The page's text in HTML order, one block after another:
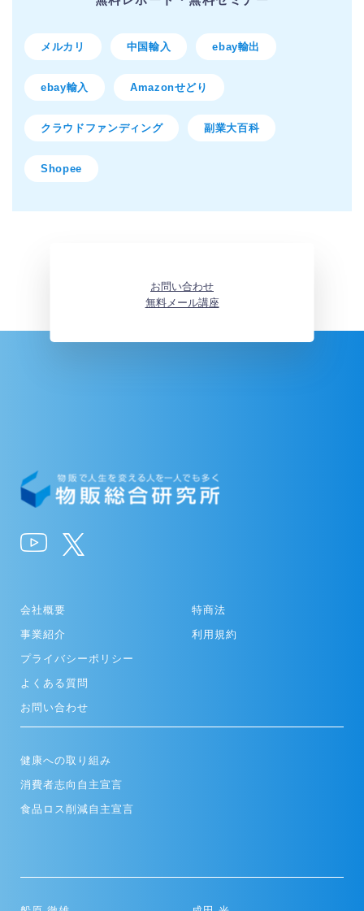
メルカリ 中国輸入 ebay輸出
ebay輸入 Amazonせどり
クラウドファンディング 副業大百科
Shopee
お問い合わせ
無料メール講座
会社概要
事業紹介
プライバシーポリシー
よくある質問
お問い合わせ
特商法
利用規約
健康への取り組み
消費者志向自主宣言
食品ロス削減自主宣言